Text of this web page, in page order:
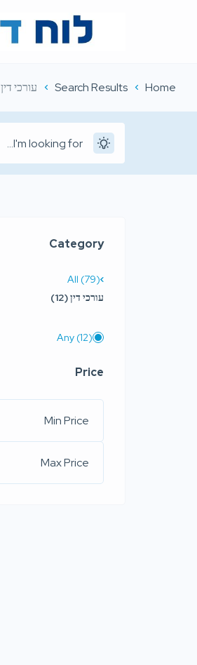
Home
Search Results עורכי דין
Category
All (79)
עורכי דין (12)
Any (12)
Price